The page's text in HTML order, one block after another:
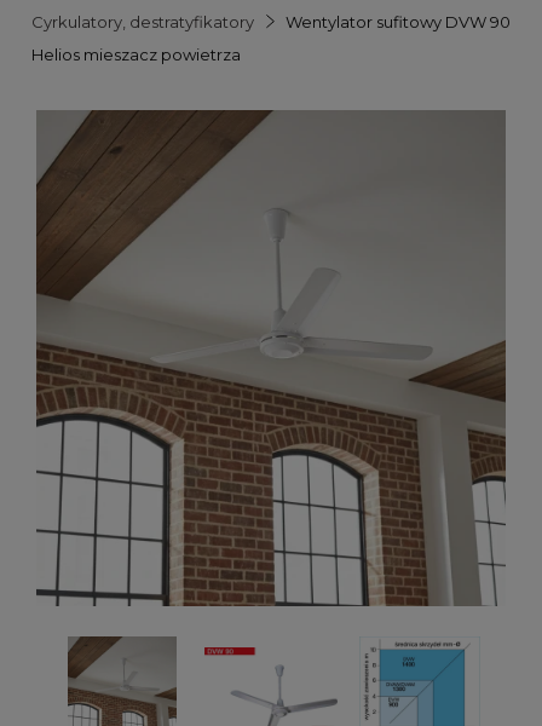
Cyrkulatory, destratyfikatory
Wentylator sufitowy DVW 90
Helios mieszacz powietrza